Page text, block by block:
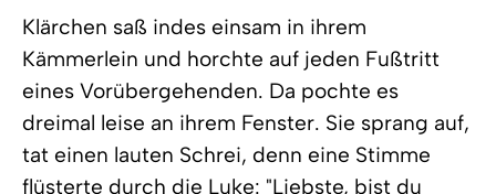
Klärchen saß indes einsam in ihrem
Kämmerlein und horchte auf jeden Fußtritt
eines Vorübergehenden. Da pochte es
dreimal leise an ihrem Fenster. Sie sprang auf,
tat einen lauten Schrei, denn eine Stimme
flüsterte durch die Luke: "Liebste, bist du